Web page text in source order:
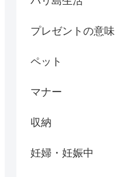
プレゼントの意味
ペット
マナー
収納
妊婦・妊娠中